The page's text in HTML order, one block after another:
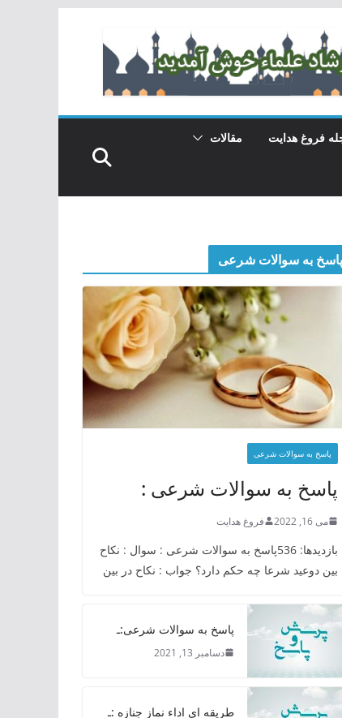
فروغ هدایت مقالات
پاسخ به سوالات شرعی
پاسخ به سوالات شرعی
پاسخ به سوالات شرعی :
می 16, 2022 فروغ هدایت
بازدیدها: 536پاسخ به سوالات شرعی : سوال : نکاح
بین دوعید شرعا چه حکم دارد؟ جواب : نکاح در بین
پاسخ به سوالات شرعی:ـ
دسامبر 13, 2021
طریقه ای اداء نماز جنازه :ـ